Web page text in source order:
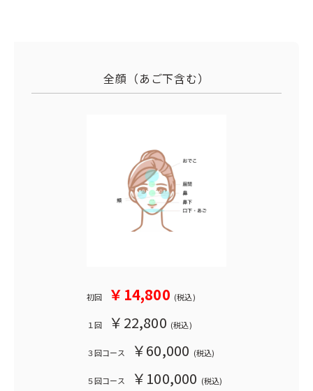
全顔（あご下含む）
初回 ￥14,800 (税込)
１回 ￥22,800 (税込)
３回コース ￥60,000 (税込)
５回コース ￥100,000 (税込)